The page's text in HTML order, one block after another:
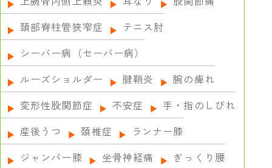
頚部脊柱管狭窄症
テニス肘
シーバー病（セーバー病）
ルーズショルダー
腱鞘炎
腕の痺れ
変形性股関節症
不安症
手・指のしびれ
産後うつ
頚椎症
ランナー膝
ジャンパー膝
坐骨神経痛
ぎっくり腰